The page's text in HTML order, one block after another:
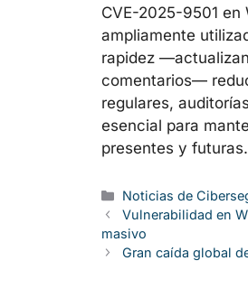
CVE-2025-9501
ampliamente
rapidez
comentarios—
regulares,
esencial para
presentes y futuras.
Categorías
Noticias de
Vulnerabilidad en
masivo
Gran caída global